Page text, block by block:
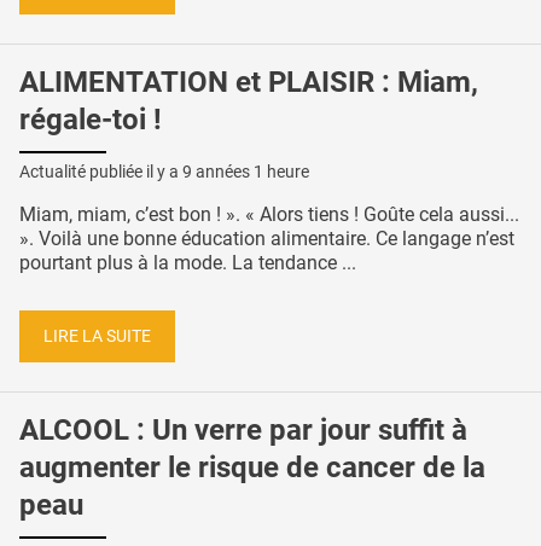
ALIMENTATION et PLAISIR : Miam,
régale-toi !
Actualité publiée il y a 9 années 1 heure
Miam, miam, c’est bon ! ». « Alors tiens ! Goûte cela aussi...
». Voilà une bonne éducation alimentaire. Ce langage n’est
pourtant plus à la mode. La tendance ...
LIRE LA SUITE
ALCOOL : Un verre par jour suffit à
augmenter le risque de cancer de la
peau